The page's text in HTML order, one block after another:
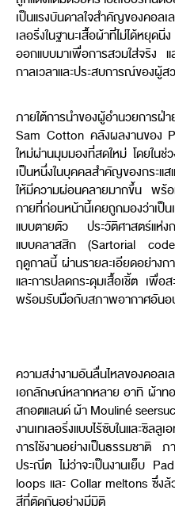
เป็นแรงบันดาลใจสำคัญของคอ
เลอริ่งในฐานะเสื้อผ้าที่ไม่ได้ห
ออกแบบมาเพื่อการสวมใส่จริง
กาลเวลาและประสบการณ์ของผู้ส
ภายใต้การนำของผู้อำนวยกา
Sam Cotton คลังผลงานของ
ใหม่ผ่านมุมมองที่สดใหม่ โดยใ
เป็นหนึ่งในบุคคลสำคัญของกระแ
ให้มีความผ่อนคลายมากขึ้น พร้อ
กายที่ก่อนหน้านี้เคยถูกมองว่าเป็น
แบบตายตัว ประวัติศาสตร์แห่ง
แบบคลาสสิก (Sartorial
ฤดูกาลนี้ ผ่านรายละเอียดอย่างก
และการปลดกระดุมเสื้อเชิ้ต เพื่
พร้อมรับมือกับสภาพอากาศอัน
ความสง่างามอันลื่นไหลของคอล
เอกลักษณ์หลากหลาย อาทิ ผ้าท
สกอตแลนด์ ผ้า Mouliné
งานเทเลอริ่งแบบไร้ซับในและซิล
การใช้งานอย่างเป็นธรรมชาติ ภ
ประณีต ไม่ว่าจะเป็นงานเย็บ
loops และ Collar meltons ซึ่งล้
สีที่ตัดกันอย่างมีมิติ